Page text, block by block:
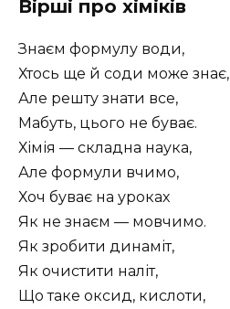
Вірші про хіміків
Знаєм формулу води,
Хтось ще й соди може знає,
Але решту знати все,
Мабуть, цього не буває.
Хімія — складна наука,
Але формули вчимо,
Хоч буває на уроках
Як не знаєм — мовчимо.
Як зробити динаміт,
Як очистити наліт,
Що таке оксид, кислоти,